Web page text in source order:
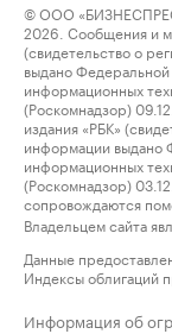
© ООО
2026. Сообщения и
(свидетельство о
выдано
информационных
(Роскомнадзор)
издания «РБК»
информации выдано
информационных
(Роскомнадзор)
сопровождаются
Владельцем сайта
Данные
Индексы облигаций
Информация об